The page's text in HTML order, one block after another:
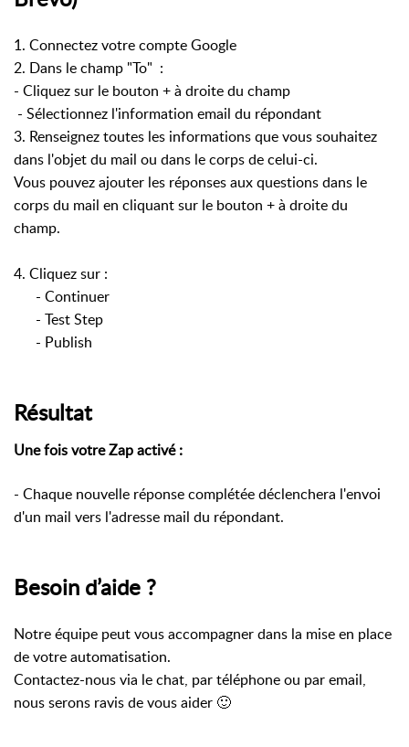
1. Connectez votre compte Google
2. Dans le champ "To" :
- Cliquez sur le bouton + à droite du champ
- Sélectionnez l'information email du répondant
3. Renseignez toutes les informations que vous souhaitez
dans l'objet du mail ou dans le corps de celui-ci.
Vous pouvez ajouter les réponses aux questions dans le
corps du mail en cliquant sur le bouton + à droite du
champ.
4. Cliquez sur :
- Continuer
- Test Step
- Publish
Résultat
Une fois votre Zap activé :
- Chaque nouvelle réponse complétée déclenchera l'envoi
d'un mail vers l'adresse mail du répondant.
Besoin d’aide ?
Notre équipe peut vous accompagner dans la mise en place
de votre automatisation.
Contactez-nous via le chat, par téléphone ou par email,
nous serons ravis de vous aider 🙂